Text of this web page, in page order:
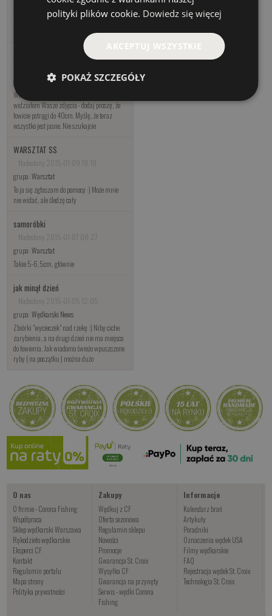
jeziorach, w których łowiłem w ostatnie lata.
Dzierżawca przesadza. Nawet teraz wyciąga
Warsztat
Witam, wtrącę swoje 3 grosze. Jędrek -
widziałem Wasze zdjęcia - dodaj proszę, że
łowicie pstrągi do 40cm. Myślę, że teraz
wszystko jest jasne. Nie szukajcie
WARSZTAT SS
Nadesłany 2015-01-09 19:19
grupa:Warsztat
To ja się zgłaszam do pomocy :) Może mnie
nie widać, ale śledzę cały
samoróbki
Nadesłany 2015-01-07 08:27
grupa:Warsztat
Takie 5-6,5cm, głównie
jak minął dzień
Nadesłany 2015-01-05 12:05
grupa:Wędkarski News
Zbiórki "wycieczek" nad rzekę :) Niby ciche
zarybienia, a na drugi dzień nie ma miejsca
do łowienia. Jak wiadomo świeżo wpuszczone
ryby ( na początku ) można dużo
O nas
O firmie - Corona Fishing
Współpraca
Sklep wędkarski Warszawa
Rękodzieło wędkarskie
Eksperci CF
Kontakt
Regulamin portalu
Mapa strony
Polityka prywatności
Zakupy
Wędkuj z CF
Oferta sezonowa
Regulamin sklepu
Nowości
Promocje
Gwarancja St. Croix
Wysyłka CF
Gwarancja na przynęty
Serwis - wędki Corona
Fishing
Informacje
Kalendarz brań
Artykuły
Poradniki
Oznaczenia wędek USA
Filmy wędkarskie
FAQ
Rejestracja wędek St. Croix
Technologia St. Croix
polityki plików cookie. Dowiedz się więcej
AKCEPTUJ WSZYSTKIE
POKAŻ SZCZEGÓŁY